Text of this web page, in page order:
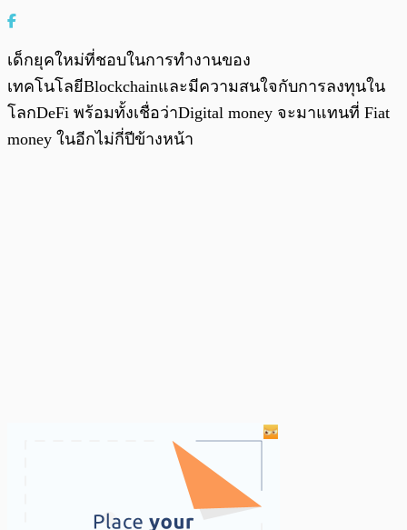
เด็กยุคใหม่ที่ชอบในการทำงานของ
เทคโนโลยีBlockchainและมีความสนใจกับการลงทุนใน
โลกDeFi พร้อมทั้งเชื่อว่าDigital money จะมาแทนที่ Fiat
money ในอีกไม่กี่ปีข้างหน้า